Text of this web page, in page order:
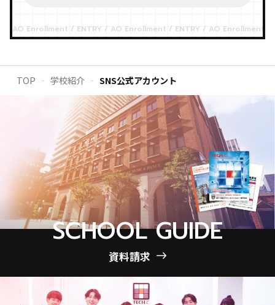
TOP 学校紹介 SNS公式アカウント
SCHOOL GUIDE
資料請求